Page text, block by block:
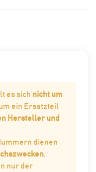
es sich nicht um
ein Ersatzteil
Hersteller und
dienen
.
nur der